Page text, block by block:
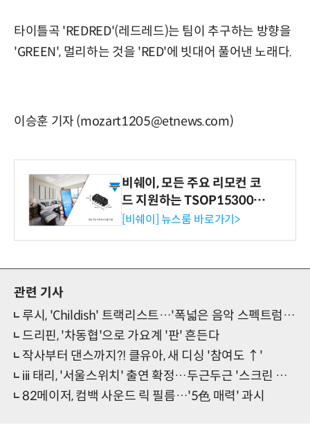
타이틀곡 'REDRED'(레드레드)는 팀이 추구하는 방향을
'GREEN', 멀리하는 것을 'RED'에 빗대어 풀어낸 노래다.
이승훈 기자 (mozart1205@etnews.com)
비쉐이, 모든 주요 리모컨 코
드 지원하는 TSOP15300 시
리즈 IR 수신기 출시
[비쉐이] 뉴스룸 바로가기>
관련 기사
루시, 'Childish' 트랙리스트…'폭넓은 음악 스펙트럼' 주목
드리핀, '차동협'으로 가요계 '판' 흔든다
작사부터 댄스까지?! 클유아, 새 디싱 '참여도 ↑'
iii 태리, '서울스위치' 출연 확정…두근두근 '스크린 데뷔'
82메이저, 컴백 사운드 릭 필름…'5色 매력' 과시